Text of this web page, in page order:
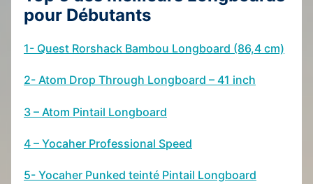
pour Débutants
1- Quest Rorshack Bambou Longboard (86,4 cm)
2- Atom Drop Through Longboard – 41 inch
3 – Atom Pintail Longboard
4 – Yocaher Professional Speed
5- Yocaher Punked teinté Pintail Longboard